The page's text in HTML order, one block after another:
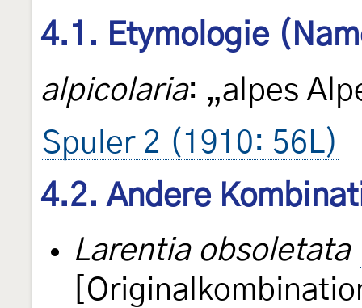
4.1. Etymologie
alpicolaria: „alpes
Spuler 2 (1910: 56L)
4.2. Andere
Larentia obsoletata